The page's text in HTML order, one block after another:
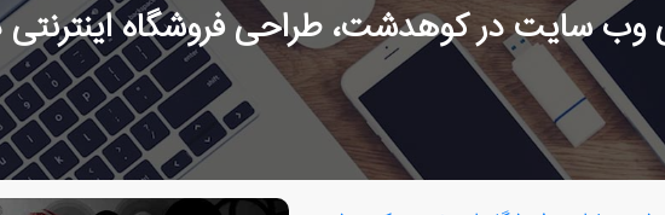
سایت در کوهدشت، طراحی فروشگاه